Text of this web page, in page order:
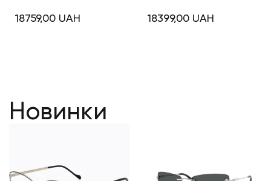
18759,00 UAH 18399,00 UAH
Новинки